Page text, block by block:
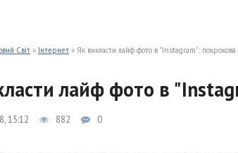
Світ » Інтернет » Як викласти лайф фото в "Instagram": покрокова
лайф фото в
15:12 882 0